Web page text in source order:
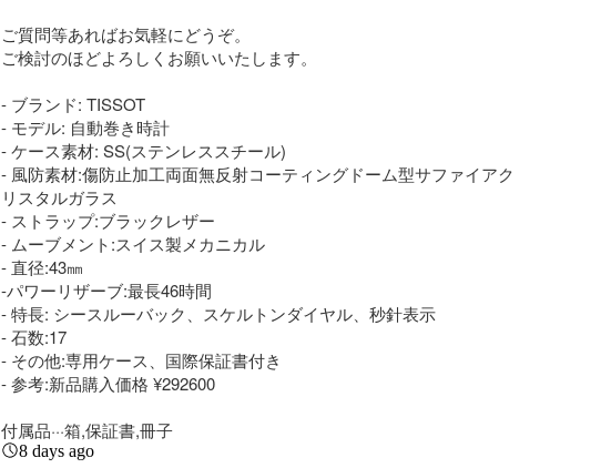
ご質問等あればお気軽にどうぞ。
ご検討のほどよろしくお願いいたします。
- ブランド: TISSOT
- モデル: 自動巻き時計
- ケース素材: SS(ステンレススチール)
- 風防素材:傷防止加工両面無反射コーティングドーム型サファイアク
リスタルガラス
- ストラップ:ブラックレザー
- ムーブメント:スイス製メカニカル
- 直径:43㎜
-パワーリザーブ:最長46時間
- 特長: シースルーバック、スケルトンダイヤル、秒針表示
- 石数:17
- その他:専用ケース、国際保証書付き
- 参考:新品購入価格 ¥292600
付属品···箱,保証書,冊子
8 days ago